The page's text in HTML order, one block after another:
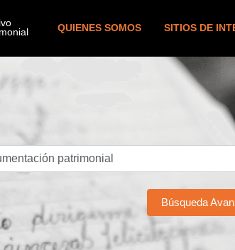
QUIENES SOMOS SITIOS DE
Búsqueda